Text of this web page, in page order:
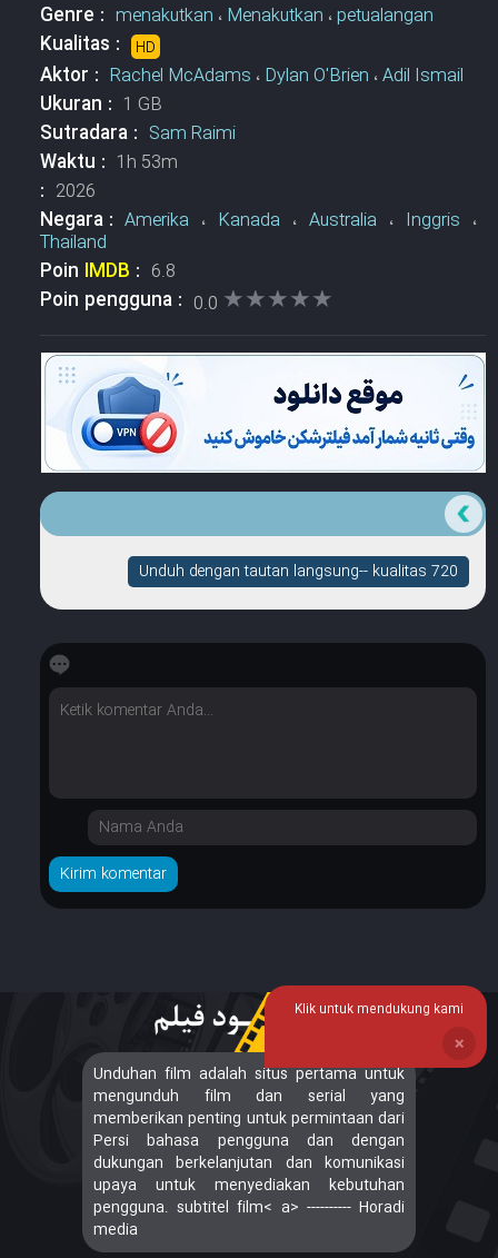
Genre : menakutkan ، Menakutkan ،petualangan
Kualitas : HD
Aktor : Rachel McAdams ، Dylan O'Brien ،Adil Ismail
Ukuran : 1 GB
Sutradara : Sam Raimi
Waktu : 1h 53m
: 2026
Negara : Amerika ، Kanada ،Australia ، Inggris ،
Thailand
Poin IMDB : 6.8
Poin pengguna : 0.0 ★★★★★
★★★★★
Unduh dengan tautan langsung-- kualitas 720
Berapa banyak bintang yang dimilikinya?
Unduhan film adalah situs pertama untuk
mengunduh film dan serial yang
memberikan penting untuk permintaan dari
Persi bahasa pengguna dan dengan
dukungan berkelanjutan dan komunikasi
upaya untuk menyediakan kebutuhan
pengguna. subtitel film< a> ---------- Horadi
media
Klik untuk mendukung kami
❌